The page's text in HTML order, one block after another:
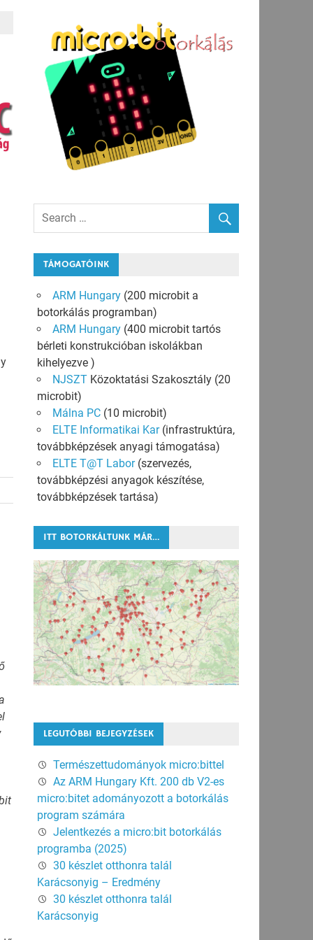
TÁMOGATÓINK
ARM Hungary(200 microbit a
botorkálás programban)
ARM Hungary(400 microbit tartós
bérleti konstrukcióban iskolákban
kihelyezve )
NJSZTKözoktatási Szakosztály (20
microbit)
Málna PC(10 microbit)
ELTE Informatikai Kar(infrastruktúra,
továbbképzések anyagi támogatása)
ELTE T@T Labor(szervezés,
továbbképzési anyagok készítése,
továbbképzések tartása)
ITT BOTORKÁLTUNK MÁR…
LEGUTÓBBI BEJEGYZÉSEK
Természettudományok micro:bittel
Az ARM Hungary Kft. 200 db V2-es
micro:bitet adományozott a botorkálás
program számára
Jelentkezés a micro:bit botorkálás
programba (2025)
30 készlet otthonra talál
Karácsonyig – Eredmény
30 készlet otthonra talál
Karácsonyig